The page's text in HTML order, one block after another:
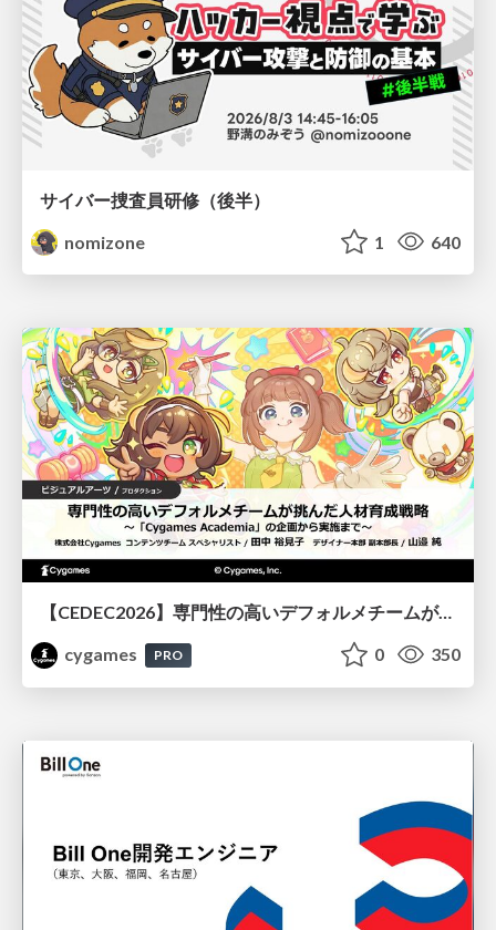
サイバー捜査員研修（後半）
nomizone
1 640
【CEDEC2026】専門性の高いデフォルメチームが挑んだ人材育成戦略 〜Cygames Academiaの企画から実施まで〜
cygames
PRO 0 350